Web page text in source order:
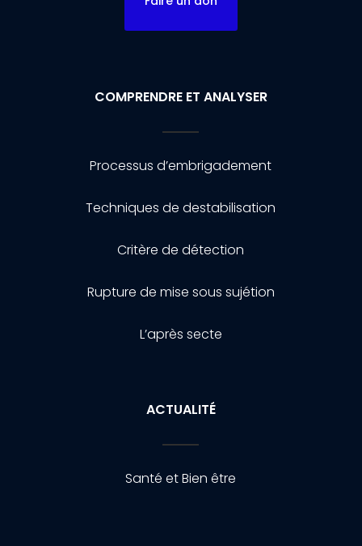
COMPRENDRE ET ANALYSER
Processus d’embrigadement
Techniques de destabilisation
Critère de détection
Rupture de mise sous sujétion
L’après secte
ACTUALITÉ
Santé et Bien être